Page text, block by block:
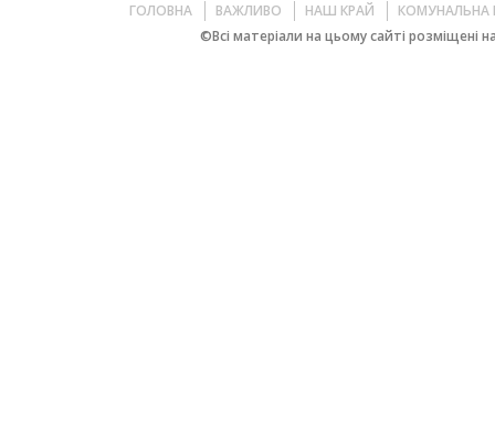
ГОЛОВНА ВАЖЛИВО НАШ КРАЙ
КОМУНАЛЬНА
©Всі матеріали на цьому сайті розміщені